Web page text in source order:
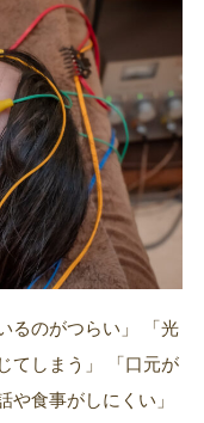
るのがつらい」 「光
てしまう」 「口元が
食事がしにくい」